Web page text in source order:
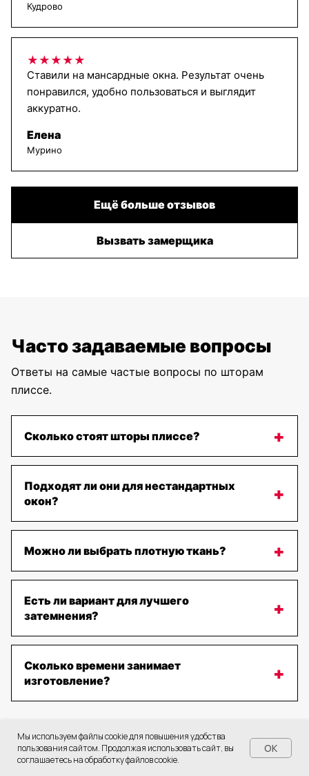
Кудрово
★★★★★
Ставили на мансардные окна. Результат очень
понравился, удобно пользоваться и выглядит
аккуратно.
Елена
Мурино
Ещё больше отзывов
Вызвать замерщика
Часто задаваемые вопросы
Ответы на самые частые вопросы по шторам
плиссе.
Сколько стоят шторы плиссе?
Подходят ли они для нестандартных
окон?
Можно ли выбрать плотную ткань?
Есть ли вариант для лучшего
затемнения?
Сколько времени занимает
изготовление?
Мы используем файлы cookie для повышения удобства
пользования сайтом. Продолжая использовать сайт, вы
соглашаетесь на обработку файлов cookie.
OK